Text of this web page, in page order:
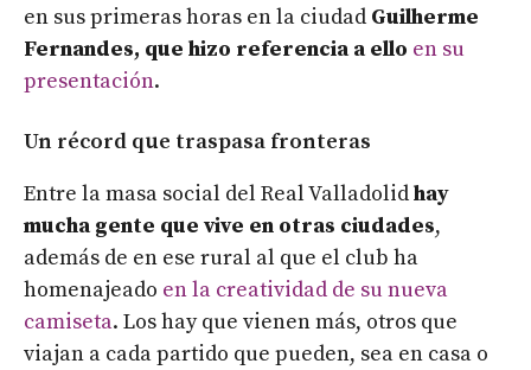
en sus primeras horas en la ciudad Guilherme
Fernandes, que hizo referencia a ello en su
presentación.
Un récord que traspasa fronteras
Entre la masa social del Real Valladolidhay
mucha gente que vive en otras ciudades,
además de en ese rural al que el club ha
homenajeado en la creatividad de su nueva
camiseta. Los hay que vienen más, otros que
viajan a cada partido que pueden, sea en casa o